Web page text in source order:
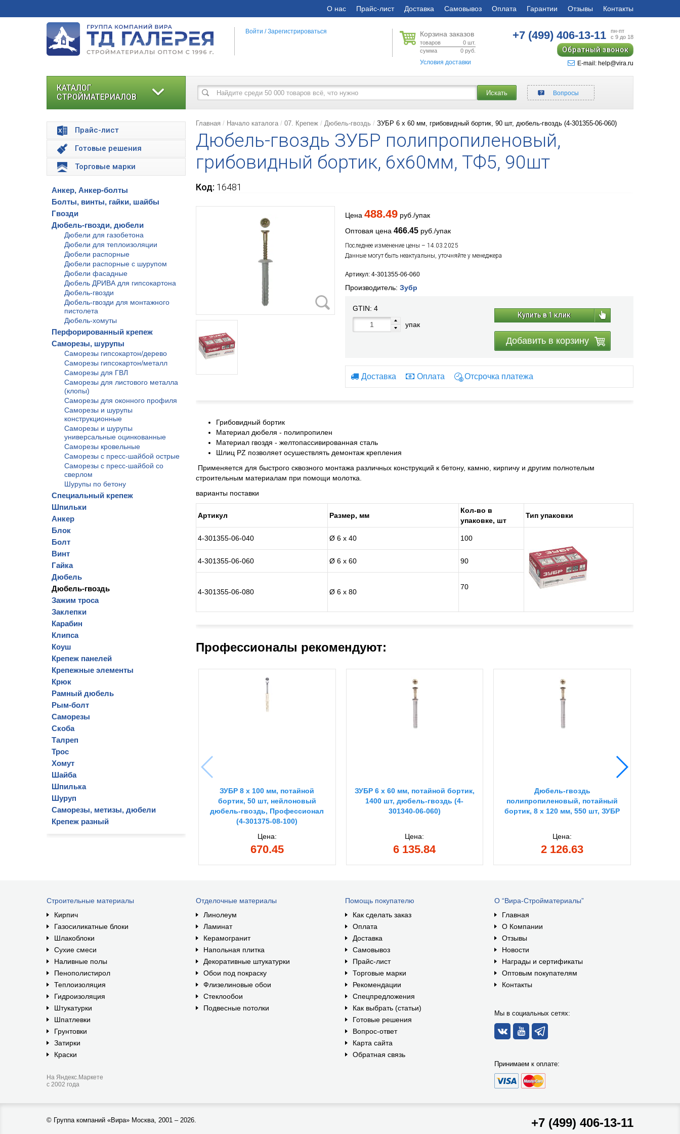
О нас Прайс-лист Доставка Самовывоз Оплата Гарантии Отзывы Контакты
Корзина заказов
товаров 0 шт.
сумма
0 руб.
Условия доставки
+7 (499)406-13-11
пн-пт
с 9 до 18
Обратный звонок
E-mail: help@vira.ru
Войти /Зарегистрироваться
КАТАЛОГ
СТРОЙМАТЕРИАЛОВ
Прайс-лист
Готовые решения
Торговые марки
Анкер, Анкер-болты
Болты, винты, гайки, шайбы
Гвозди
Дюбель-гвозди, дюбели
Дюбели для газобетона
Дюбели для теплоизоляции
Дюбели распорные
Дюбели распорные с шурупом
Дюбели фасадные
Дюбель ДРИВА для гипсокартона
Дюбель-гвозди
Дюбель-гвозди для монтажного
пистолета
Дюбель-хомуты
Перфорированный крепеж
Саморезы, шурупы
Саморезы гипсокартон/дерево
Саморезы гипсокартон/металл
Саморезы для ГВЛ
Саморезы для листового металла
(клопы)
Саморезы для оконного профиля
Саморезы и шурупы
конструкционные
Саморезы и шурупы
универсальные оцинкованные
Саморезы кровельные
Саморезы с пресс-шайбой острые
Саморезы с пресс-шайбой со
сверлом
Шурупы по бетону
Специальный крепеж
Шпильки
Анкер
Блок
Болт
Винт
Гайка
Дюбель
Дюбель-гвоздь
Зажим троса
Заклепки
Карабин
Клипса
Коуш
Крепеж панелей
Крепежные элементы
Крюк
Рамный дюбель
Рым-болт
Саморезы
Скоба
Талреп
Трос
Хомут
Шайба
Шпилька
Шуруп
Саморезы, метизы, дюбели
Крепеж разный
Искать Вопросы
Главная Начало каталога 07. Крепеж Дюбель-гвоздь ЗУБР 6 х 60 мм, грибовидный бортик, 90 шт, дюбель-гвоздь (4-301355-06-060)
Дюбель-гвоздь ЗУБР полипропиленовый,
грибовидный бортик, 6x60мм, ТФ5, 90шт
Код: 16481
Цена 488.49руб./упак
Оптовая цена 466.45руб./упак
Последнее изменение цены – 14.03.2025
Данные могут быть неактуальны, уточняйте у менеджера
Артикул: 4-301355-06-060
Производитель: Зубр
GTIN: 4
упак
Купить в 1 клик
Добавить в корзину
Доставка Оплата Отсрочка платежа
Грибовидный бортик
Материал дюбеля - полипропилен
Материал гвоздя - желтопассивированная сталь
Шлиц PZ позволяет осушествлять демонтаж крепления
Применяется для быстрого сквозного монтажа различных конструкций к бетону, камню, кирпичу и другим полнотелым
строительным материалам при помощи молотка.
варианты поставки
Артикул Размер, мм
Кол-во в
упаковке, шт
Тип упаковки
4-301355-06-040 Ø 6 х 40 100
4-301355-06-060 Ø 6 х 60 90
4-301355-06-080 Ø 6 х 80
70
Профессионалы рекомендуют:
ЗУБР 8 х 100 мм, потайной
бортик, 50 шт, нейлоновый
дюбель-гвоздь, Профессионал
(4-301375-08-100)
Цена:
670.45
ЗУБР 6 х 60 мм, потайной бортик,
1400 шт, дюбель-гвоздь (4-
301340-06-060)
Цена:
6 135.84
Дюбель-гвоздь
полипропиленовый, потайный
бортик, 8 x 120 мм, 550 шт, ЗУБР
Цена:
2 126.63
Строительные материалы
Кирпич
Газосиликатные блоки
Шлакоблоки
Сухие смеси
Наливные полы
Пенополистирол
Теплоизоляция
Гидроизоляция
Штукатурки
Шпатлевки
Грунтовки
Затирки
Краски
На Яндекс.Маркете
с 2002 года
Отделочные материалы
Линолеум
Ламинат
Керамогранит
Напольная плитка
Декоративные штукатурки
Обои под покраску
Флизелиновые обои
Стеклообои
Подвесные потолки
Помощь покупателю
Как сделать заказ
Оплата
Доставка
Самовывоз
Прайс-лист
Торговые марки
Рекомендации
Спецпредложения
Как выбрать (статьи)
Готовые решения
Вопрос-ответ
Карта сайта
Обратная связь
О “Вира-Стройматериалы”
Главная
О Компании
Отзывы
Новости
Награды и сертификаты
Оптовым покупателям
Контакты
Мы в социальных сетях:
Принимаем к оплате:
© Группа компаний «Вира» Москва, 2001 – 2026. +7 (499) 406-13-11